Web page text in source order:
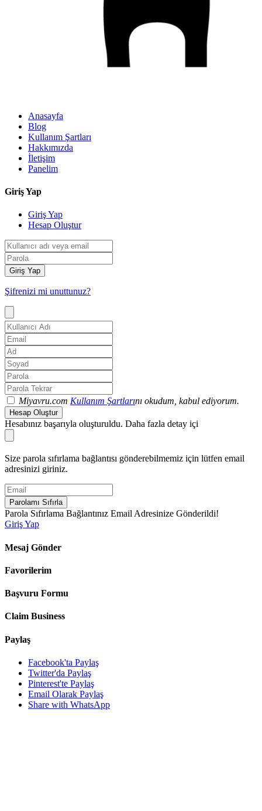
Anasayfa
Blog
Kullanım Şartları
Hakkımızda
İletişim
Panelim
Giriş Yap
Giriş Yap
Hesap Oluştur
Giriş Yap
Şifrenizi mi unuttunuz?
Miyavru.com Kullanım Şartlarını okudum, kabul ediyorum.
Hesap Oluştur
Hesabınız başarıyla oluşturuldu. Daha fazla detay içi
Size parola sıfırlama bağlantısı gönderebilmemiz için lütfen email
adresinizi giriniz.
Parolamı Sıfırla
Parola Sıfırlama Bağlantınız Email Adresinize Gönderildi!
Giriş Yap
Mesaj Gönder
Favorilerim
Başvuru Formu
Claim Business
Paylaş
Facebook'ta Paylaş
Twitter'da Paylaş
Pinterest'te Paylaş
Email Olarak Paylaş
Share with WhatsApp